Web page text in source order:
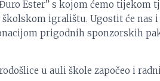
Ester” s kojom ćemo tijekom
igralištu. Ugostit će nas i
prigodnih sponzorskih
u auli škole započeo i